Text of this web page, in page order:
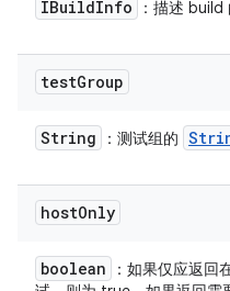
IBuildInfo ：描述 build
testGroup
String ：测试组的
hostOnly
boolean
：如果仅应返回